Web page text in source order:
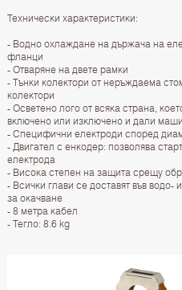
Технически характеристики:
- Водно охлаждане на държача на
фланци
- Отваряне на двете рамки
- Тънки колектори от неръждаема
колектори
- Осветено лого от всяка страна,
включено или изключено и дали
- Специфични електроди според
- Двигател с енкодер: позволява
електрода
- Висока степен на защита срещу
- Всички глави се доставят във
за окачване
- 8 метра кабел
- Тегло: 8.6 kg